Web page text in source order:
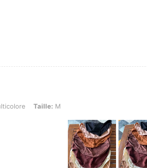
Taille: M Taille: M